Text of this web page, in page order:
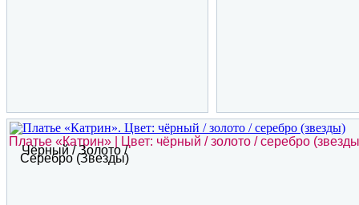
Платье «Катрин» | Цвет: чёрный / золото / серебро
Чёрный / Золото /
Серебро (звезды)